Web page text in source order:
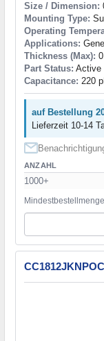
Size / Dimension:
Mounting Type:
Operating
Applications:
Thickness (Max):
Part Status: Active
Capacitance: 220
auf Bestellung
Lieferzeit 10-14
ANZAHL
1000+